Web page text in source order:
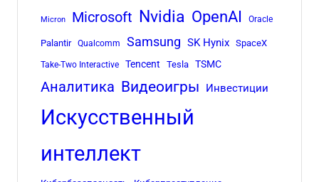
Micron Microsoft Nvidia OpenAI Oracle
Palantir Qualcomm Samsung SK Hynix SpaceX
Take-Two Interactive Tencent Tesla TSMC
Аналитика Видеоигры Инвестиции
Искусственный
интеллект